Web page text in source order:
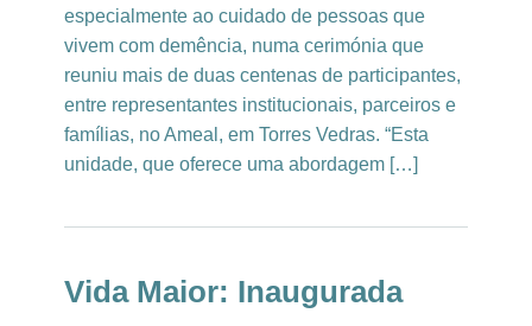
especialmente ao cuidado de pessoas que
vivem com demência, numa cerimónia que
reuniu mais de duas centenas de participantes,
entre representantes institucionais, parceiros e
famílias, no Ameal, em Torres Vedras. “Esta
unidade, que oferece uma abordagem […]
Vida Maior: Inaugurada